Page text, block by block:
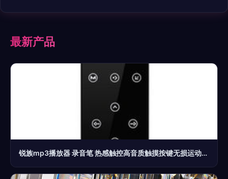
最新产品
锐族mp3播放器 录音笔 热感触控高音质触摸按键无损运动mp3 优雅黑mp3产品图片1